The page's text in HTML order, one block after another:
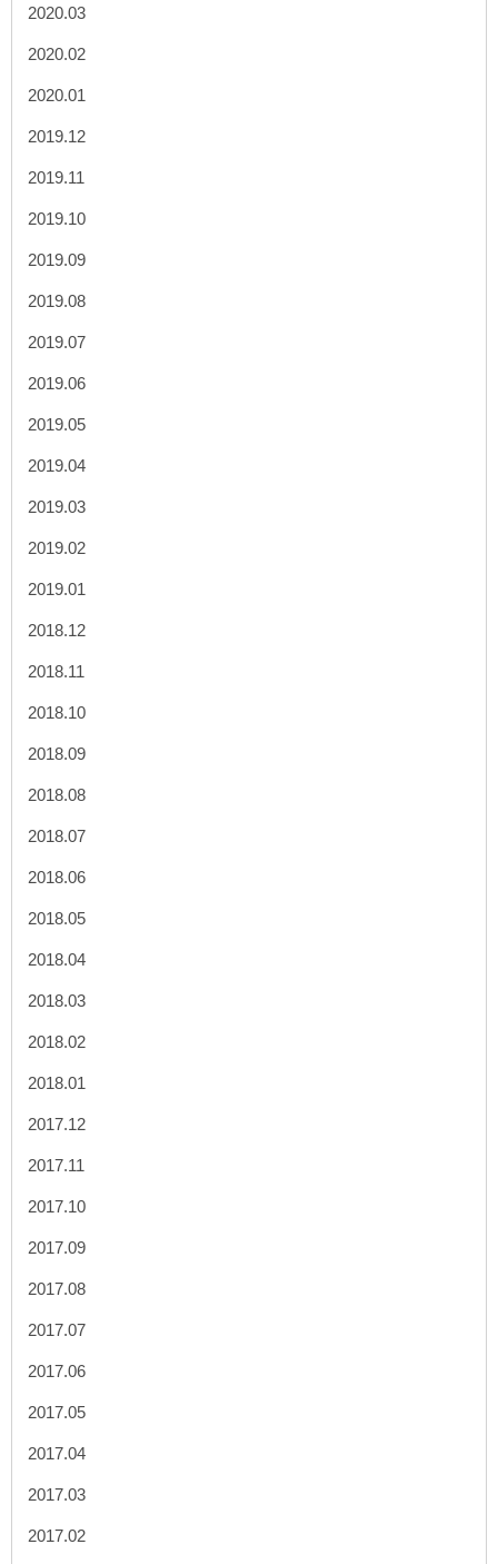
2020.03
2020.02
2020.01
2019.12
2019.11
2019.10
2019.09
2019.08
2019.07
2019.06
2019.05
2019.04
2019.03
2019.02
2019.01
2018.12
2018.11
2018.10
2018.09
2018.08
2018.07
2018.06
2018.05
2018.04
2018.03
2018.02
2018.01
2017.12
2017.11
2017.10
2017.09
2017.08
2017.07
2017.06
2017.05
2017.04
2017.03
2017.02